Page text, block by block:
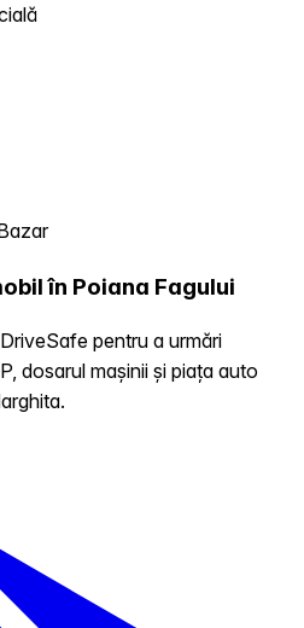
în Poiana Fagului
pentru a urmări
dosarul mașinii și piața auto